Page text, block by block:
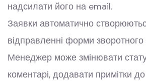
надсилати його на email.
Заявки автоматично
відправленні форми зворотного
Менеджер може змінювати
коментарі, додавати примітки